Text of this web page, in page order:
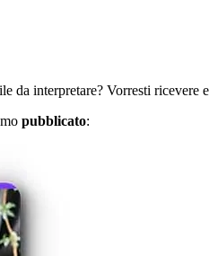
da interpretare? Vorresti ricevere
pubblicato: